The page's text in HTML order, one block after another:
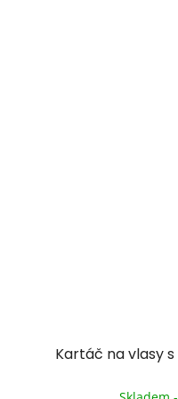
Kartáč na vlasy